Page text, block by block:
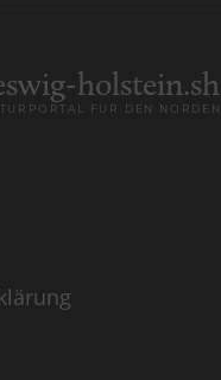
holstein.sh
FÜR DEN NORDEN